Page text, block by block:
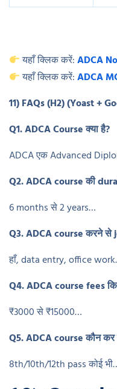
यहाँ क्लिक करें:ADCA
यहाँ क्लिक करें:ADCA
11) FAQs (H2) (Yoast +
Q1. ADCA Courseक्या है?
ADCA एक Advanced
Q2. ADCA courseकी
6 months से 2 years…
Q3. ADCA courseकरने से
हाँ, data entry, office
Q4. ADCA course fees
₹3000 से ₹15000…
Q5. ADCA courseकौन
8th/10th/12th pass कोई